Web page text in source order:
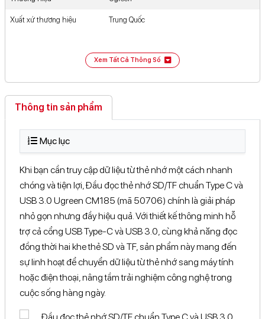
112-114 Lê Văn Việt, Phường ...Chí Minh
349 Nguyễn Duy Trinh, Phường ...Chí Minh
18 Đường 39, KĐT. Vạn ...Chí Minh
134 Lê Hồng Phong, Phường ...Lâm Đồng Xem bản đồ
114B Ba Tháng Hai, Phường ...Lâm Đồng Xem bản đồ
Thôn 4, Xã Đạ Tẻh ...Lâm Đồng
Xuất xứ thương hiệu Trung Quốc
Xem Tất Cả Thông Số
Thông tin sản phẩm
Mục lục
Khi bạn cần truy cập dữ liệu từ thẻ nhớ một cách nhanh
chóng và tiện lợi, Đầu đọc thẻ nhớ SD/TF chuẩn Type C và
USB 3.0 Ugreen CM185 (mã 50706) chính là giải pháp
nhỏ gọn nhưng đầy hiệu quả. Với thiết kế thông minh hỗ
trợ cả cổng USB Type-C và USB 3.0, cùng khả năng đọc
đồng thời hai khe thẻ SD và TF, sản phẩm này mang đến
sự linh hoạt để chuyển dữ liệu từ thẻ nhớ sang máy tính
hoặc điện thoại, nâng tầm trải nghiệm công nghệ trong
cuộc sống hàng ngày.